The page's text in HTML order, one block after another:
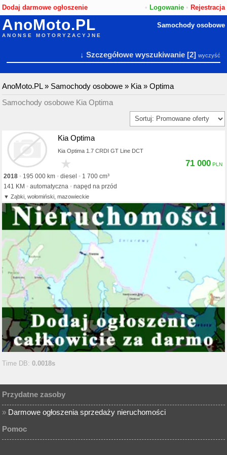
Dodaj darmowe ogłoszenie • Logowanie• Rejestracja
AnoMoto.PL
ANONSE MOTORYZACYJNE
Samochody osobowe
↓ Szczegółowe wyszukiwanie[2] wyczyść
AnoMoto.PL» Samochody osobowe » Kia »Optima
Samochody osobowe Kia Optima
Kia Optima
Kia Optima 1.7 CRDI GT Line DCT
2018 195 000 km diesel
1 700 cm³
141 KM
automatyczna napęd na przód
Ząbki, wołomiński, mazowieckie
71 000
Time DB:0.0018s
Przydatne zasoby
» Darmowe ogłoszenia sprzedaży nieruchomości
Pomoc